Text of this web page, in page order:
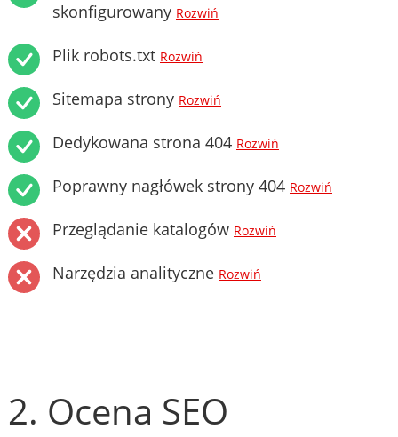
skonfigurowany Rozwiń
Plik robots.txt Rozwiń
Sitemapa strony Rozwiń
Dedykowana strona 404 Rozwiń
Poprawny nagłówek strony 404 Rozwiń
Przeglądanie katalogów Rozwiń
Narzędzia analityczne Rozwiń
2. Ocena SEO